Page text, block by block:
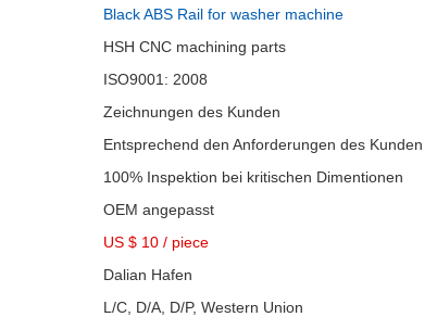
Black ABS Rail for washer machine
HSH CNC machining parts
ISO9001: 2008
Zeichnungen des Kunden
Entsprechend den Anforderungen des Kunden
100% Inspektion bei kritischen Dimentionen
OEM angepasst
US $ 10 / piece
Dalian Hafen
L/C, D/A, D/P, Western Union